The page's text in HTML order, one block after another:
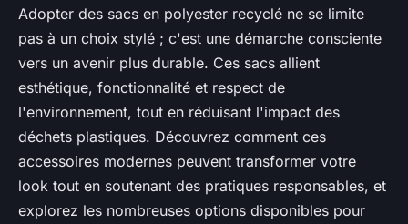
Maximisez votre style avec des
sacs en polyester recyclé
Louis•30 novembre 2025•4 min de lecture
Adopter des sacs en polyester recyclé ne se limite
pas à un choix stylé ; c'est une démarche consciente
vers un avenir plus durable. Ces sacs allient
esthétique, fonctionnalité et respect de
l'environnement, tout en réduisant l'impact des
déchets plastiques. Découvrez comment ces
accessoires modernes peuvent transformer votre
look tout en soutenant des pratiques responsables, et
explorez les nombreuses options disponibles pour